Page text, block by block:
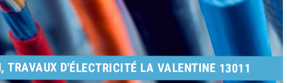
TRAVAUX D'ÉLECTRICITÉ LA VALENTINE 13011